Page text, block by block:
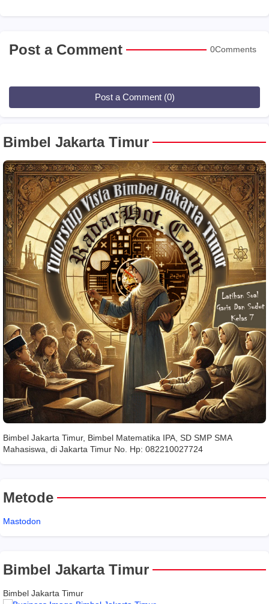
Post a Comment 0Comments
Post a Comment (0)
Bimbel Jakarta Timur
Bimbel Jakarta Timur, Bimbel Matematika IPA, SD SMP SMA
Mahasiswa, di Jakarta Timur No. Hp: 082210027724
Metode
Mastodon
Bimbel Jakarta Timur
Bimbel Jakarta Timur